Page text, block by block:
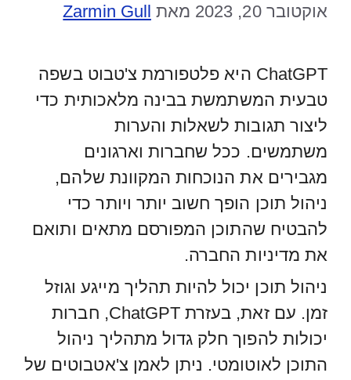
אוקטובר 20, 2023 מאת Zarmin Gull
ChatGPT היא פלטפורמת צ'טבוט בשפה
טבעית המשתמשת בבינה מלאכותית כדי
ליצור תגובות לשאלות והערות
משתמשים. ככל שחברות וארגונים
מגבירים את הנוכחות המקוונת שלהם,
ניהול תוכן הופך חשוב יותר ויותר כדי
להבטיח שהתוכן המפורסם מתאים ותואם
את מדיניות החברה.
ניהול תוכן יכול להיות תהליך מייגע וגוזל
זמן. עם זאת, בעזרת ChatGPT, חברות
יכולות להפוך חלק גדול מתהליך ניהול
התוכן לאוטומטי. ניתן לאמן צ'אטבוטים של